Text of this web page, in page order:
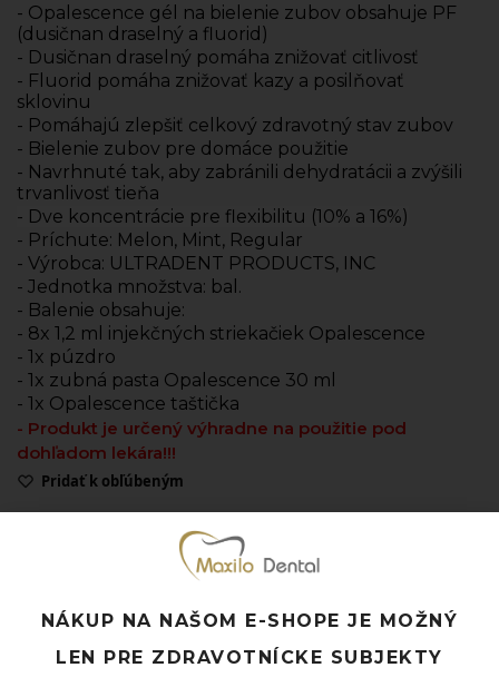
- Opalescence gél na bielenie zubov obsahuje PF
(dusičnan draselný a fluorid)
- Dusičnan draselný pomáha znižovať citlivosť
- Fluorid pomáha znižovať kazy a posilňovať
sklovinu
- Pomáhajú zlepšiť celkový zdravotný stav zubov
- Bielenie zubov pre domáce použitie
- Navrhnuté tak, aby zabránili dehydratácii a zvýšili
trvanlivosť tieňa
- Dve koncentrácie pre flexibilitu (10% a 16%)
- Príchute: Melon, Mint, Regular
- Výrobca: ULTRADENT PRODUCTS, INC
- Jednotka množstva: bal.
- Balenie obsahuje:
- 8x 1,2 ml injekčných striekačiek Opalescence
- 1x púzdro
- 1x zubná pasta Opalescence 30 ml
- 1x Opalescence taštička
- Produkt je určený výhradne na použitie pod
dohľadom lekára!!!
Pridať k obľúbeným
Doprava ZADARMO pri objednávke nad 120 EUR
Rýchle doručenie a možnosť osobného odberu
NÁKUP NA NAŠOM E-SHOPE JE MOŽNÝ
LEN PRE ZDRAVOTNÍCKE SUBJEKTY